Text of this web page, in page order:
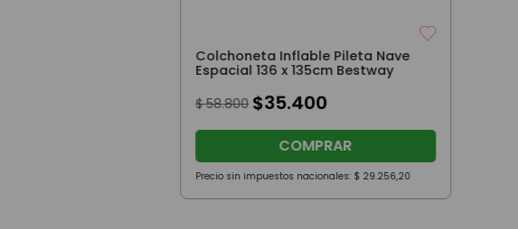
Colchoneta Inflable Pileta Nave
Espacial 136 x 135cm Bestway
$ 58.800 $35.400
COMPRAR
Precio sin impuestos nacionales: $ 29.256,20